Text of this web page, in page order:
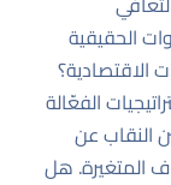
الحقيقية
الاقتصادية؟
الفعّالة
النقاب عن
المتغيرة. هل